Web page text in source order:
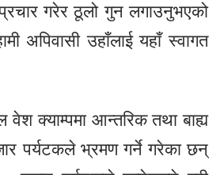
गरेर ठूलो गुन लगाउनुभएको
अपिवासी उहाँलाई यहाँ स्वागत
वेश क्याम्पमा आन्तरिक तथा बाह्य
पर्यटकले भ्रमण गर्ने गरेका छन्